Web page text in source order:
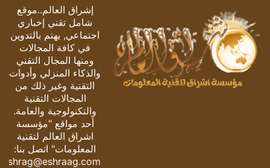
إشراق العالم..موقع
شامل تقني إخباري
اجتماعي, يهتم بالتدوين
في كافة المجالات
ومنها المجال التقني
والذكاء المنزلي وأدوات
التقنية وغير ذلك من
المجالات التقنية
والتكنولوجية والعامة.
أحد مواقع "مؤسسة
اشراق العالم لتقنية
المعلومات" اتصل بنا:
eshrag@eshraag.com